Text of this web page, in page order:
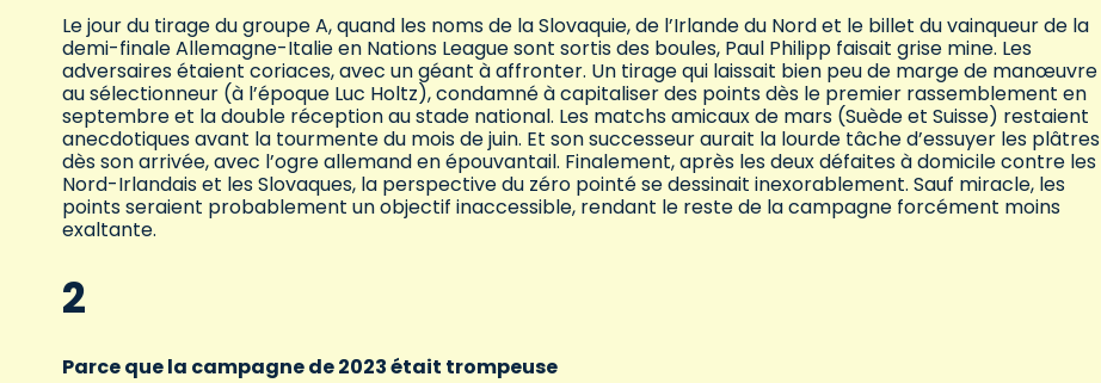
Le jour du tirage du groupe A, quand les noms de la Slovaquie, de l’Irlande du Nord et le billet du vainqueur de la
demi-finale Allemagne-Italie en Nations League sont sortis des boules, Paul Philipp faisait grise mine. Les
adversaires étaient coriaces, avec un géant à affronter. Un tirage qui laissait bien peu de marge de manœuvre
au sélectionneur (à l’époque Luc Holtz), condamné à capitaliser des points dès le premier rassemblement en
septembre et la double réception au stade national. Les matchs amicaux de mars (Suède et Suisse) restaient
anecdotiques avant la tourmente du mois de juin. Et son successeur aurait la lourde tâche d’essuyer les plâtres
dès son arrivée, avec l’ogre allemand en épouvantail. Finalement, après les deux défaites à domicile contre les
Nord-Irlandais et les Slovaques, la perspective du zéro pointé se dessinait inexorablement. Sauf miracle, les
points seraient probablement un objectif inaccessible, rendant le reste de la campagne forcément moins
exaltante.
2
Parce que la campagne de 2023 était trompeuse